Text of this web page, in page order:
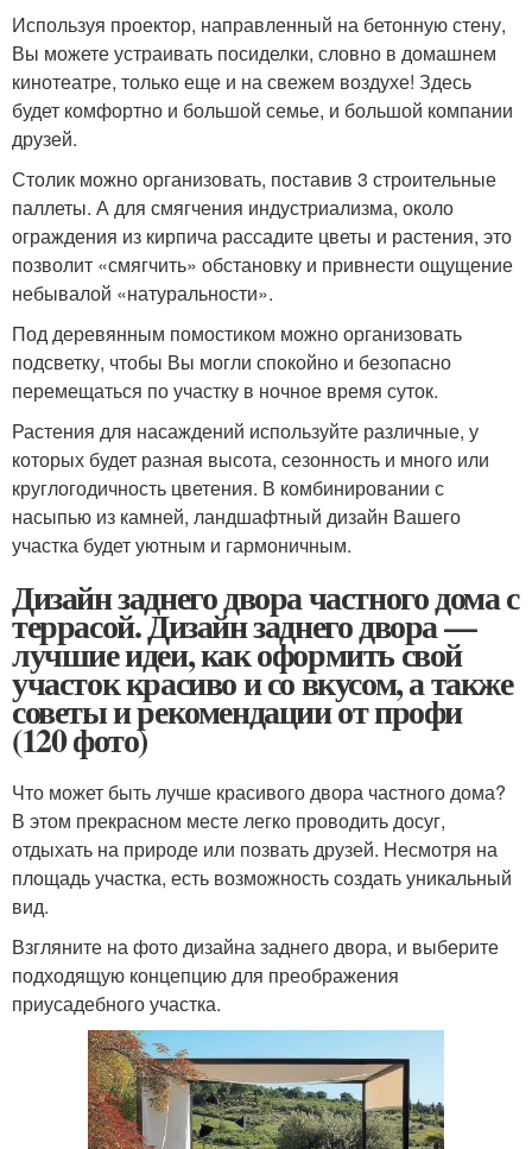
Используя проектор, направленный на бетонную стену,
Вы можете устраивать посиделки, словно в домашнем
кинотеатре, только еще и на свежем воздухе! Здесь
будет комфортно и большой семье, и большой компании
друзей.
Столик можно организовать, поставив 3 строительные
паллеты. А для смягчения индустриализма, около
ограждения из кирпича рассадите цветы и растения, это
позволит «смягчить» обстановку и привнести ощущение
небывалой «натуральности».
Под деревянным помостиком можно организовать
подсветку, чтобы Вы могли спокойно и безопасно
перемещаться по участку в ночное время суток.
Растения для насаждений используйте различные, у
которых будет разная высота, сезонность и много или
круглогодичность цветения. В комбинировании с
насыпью из камней, ландшафтный дизайн Вашего
участка будет уютным и гармоничным.
Дизайн заднего двора частного дома с
террасой. Дизайн заднего двора —
лучшие идеи, как оформить свой
участок красиво и со вкусом, а также
советы и рекомендации от профи
(120 фото)
Что может быть лучше красивого двора частного дома?
В этом прекрасном месте легко проводить досуг,
отдыхать на природе или позвать друзей. Несмотря на
площадь участка, есть возможность создать уникальный
вид.
Взгляните на фото дизайна заднего двора, и выберите
подходящую концепцию для преображения
приусадебного участка.